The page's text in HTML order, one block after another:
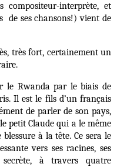
compositeur-interprète, et
de ses chansons!) vient de
très fort, certainement un
le Rwanda par le biais de
Il est le fils d’un français
de parler de son pays,
petit Claude qui a le même
à la tête. Ce sera le
vers ses racines, ses
à travers quatre